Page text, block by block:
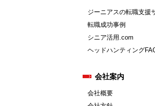
ジーニアスの転職支援
転職成功事例
シニア活用.com
ヘッドハンティング
会社案内
会社概要